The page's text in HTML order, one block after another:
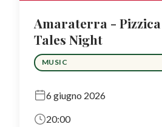
Amaraterra -
Tales Night
MUSIC
6 giugno 2026
20:00